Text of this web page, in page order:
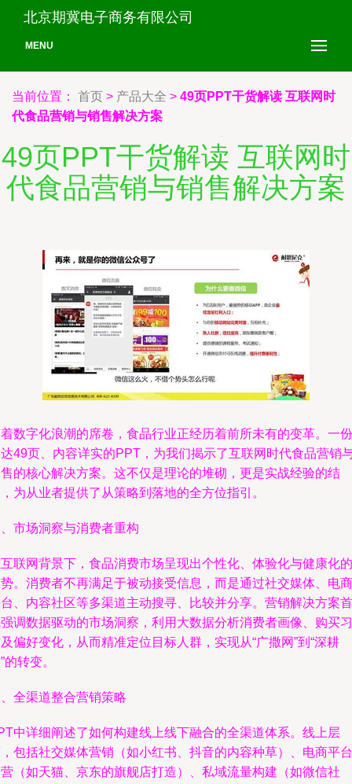
北京期冀电子商务有限公司
MENU
当前位置： 首页 > 产品大全 > 49页PPT干货解读 互联网时
代食品营销与销售解决方案
49页PPT干货解读 互联网时
代食品营销与销售解决方案
数字化浪潮的席卷，食品行业正经历着前所未有的变革。一份
49页、内容详实的PPT，为我们揭示了互联网时代食品营销
的核心解决方案。这不仅是理论的堆砌，更是实战经验的结
为从业者提供了从策略到落地的全方位指引。
市场洞察与消费者重构
联网背景下，食品消费市场呈现出个性化、体验化与健康化的
。消费者不再满足于被动接受信息，而是通过社交媒体、电商
、内容社区等多渠道主动搜寻、比较并分享。营销解决方案首
调数据驱动的市场洞察，利用大数据分析消费者画像、购买习
偏好变化，从而精准定位目标人群，实现从“广撒网”到“深耕
的转变。
全渠道整合营销策略
中详细阐述了如何构建线上线下融合的全渠道体系。线上层
包括社交媒体营销（如小红书、抖音的内容种草）、电商平台
（如天猫、京东的旗舰店打造）、私域流量构建（如微信社